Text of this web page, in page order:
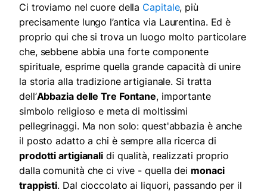
Ci troviamo nel cuore della Capitale, più
precisamente lungo l’antica via Laurentina. Ed è
proprio qui che si trova un luogo molto particolare
che, sebbene abbia una forte componente
spirituale, esprime quella grande capacità di unire
la storia alla tradizione artigianale. Si tratta
dell’Abbazia delle Tre Fontane, importante
simbolo religioso e meta di moltissimi
pellegrinaggi. Ma non solo: quest'abbazia è anche
il posto adatto a chi è sempre alla ricerca di
prodotti artigianali di qualità, realizzati proprio
dalla comunità che ci vive - quella dei monaci
trappisti. Dal cioccolato ai liquori, passando per il